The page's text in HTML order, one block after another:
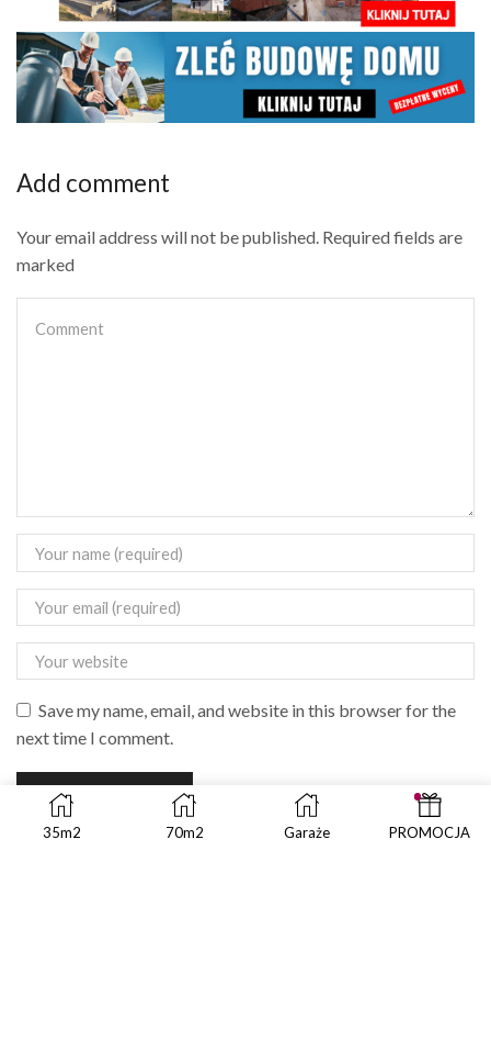
Add comment
Your email address will not be published. Required fields are
marked
Save my name, email, and website in this browser for the
next time I comment.
35m2 70m2 Garaże PROMOCJA